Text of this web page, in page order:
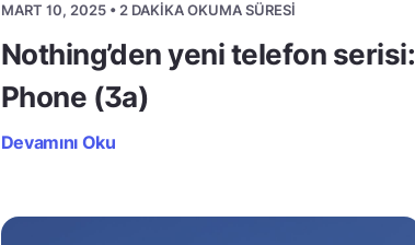
MART 10, 2025 • 2 DAKIKA OKUMA SÜRESI
Nothing’den yeni telefon serisi:
Phone (3a)
Devamını Oku